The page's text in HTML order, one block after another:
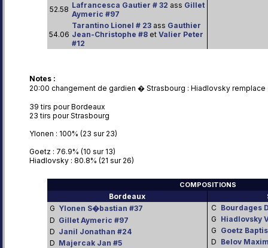
52.58 Lafrancesca Gautier # 32 ass Gillet
Aymeric #97
54.06
Tarantino Lionel # 23 ass Gauthier
Jean-Christophe #8 et Valier Peter
#12
Notes :
20:00 changement de gardien � Strasbourg : Hiadlovsky
39 tirs pour Bordeaux
23 tirs pour Strasbourg
Ylonen : 100% (23 sur 23)
Goetz : 76.9% (10 sur 13)
Hiadlovsky : 80.8% (21 sur 26)
COMPOSITIONS
Bordeaux
G Ylonen S�bastian #37
D Gillet Aymeric #97
D Janil Jonathan #24
D Majercak Jan #5
C Bourdages
G Hiadlovsky
G Goetz
D Belov